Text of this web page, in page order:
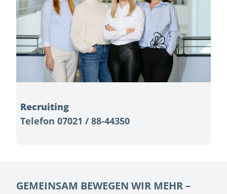
Recruiting
Telefon 07021 / 88-44350
GEMEINSAM BEWEGEN WIR MEHR –